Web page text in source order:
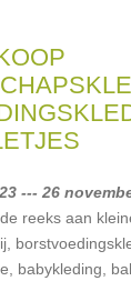
--- 26
reeks aan
babykleding,